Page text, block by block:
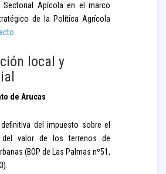
Sectorial Apícola en el marco
de la Política Agrícola
local y
de Arucas
del impuesto sobre el
del valor de los terrenos de
(BOP de Las Palmas nº51,